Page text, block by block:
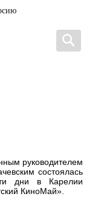
руководителем
состоялась
дни в Карелии
КиноМай».